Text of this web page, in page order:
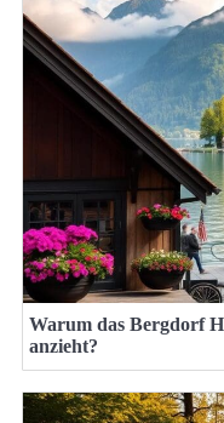
Warum das Bergdorf
anzieht?